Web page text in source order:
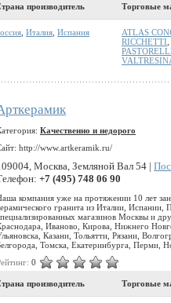
производитель Торговые
Италия Испания ATLAS
RICCHETTI
Качественно и недорого
http://www.artkeramik.ru/
Москва, Земляной Вал 54 |
+7 (495) 748 06 90
компания уже на протяжении 10 лет
гранита из Италии, Испании,
магазинов Москвы и
Иваново, Кирова, Нижнего
Казани, Тольятти, Рязани,
Томска, Екатеринбурга, Перми,
0
производитель Торговые